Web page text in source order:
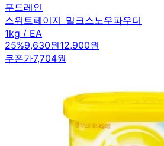
푸드레인
스위트페이지_밀크스노우파우더
1kg / EA
25%9,630원12,900원
쿠폰가7,704원